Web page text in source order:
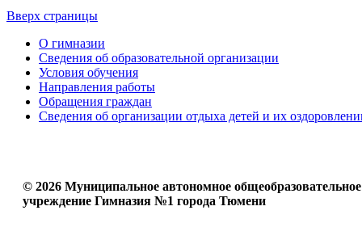
Вверх страницы
О гимназии
Сведения об образовательной организации
Условия обучения
Направления работы
Обращения граждан
Сведения об организации отдыха детей и их
© 2026 Муниципальное автономное общеобразовательное
учреждение Гимназия №1 города Тюмени